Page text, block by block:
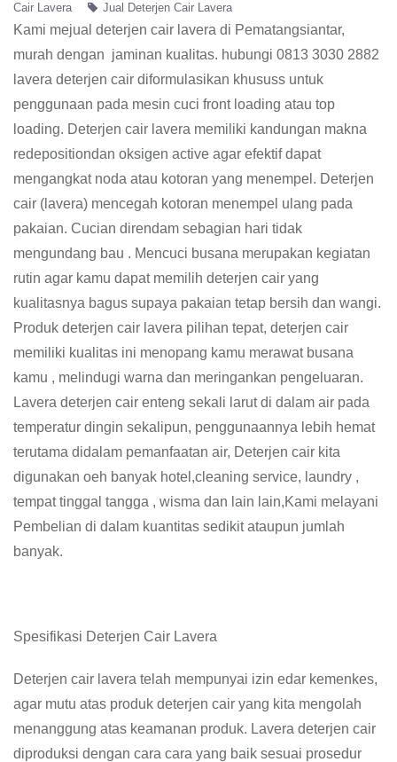
Cair Lavera
Jual Deterjen Cair Lavera
Kami mejual deterjen cair lavera di Pematangsiantar,
murah dengan jaminan kualitas. hubungi 0813 3030 2882
lavera deterjen cair diformulasikan khususs untuk
penggunaan pada mesin cuci front loading atau top
loading. Deterjen cair lavera memiliki kandungan makna
redepositiondan oksigen active agar efektif dapat
mengangkat noda atau kotoran yang menempel. Deterjen
cair (lavera) mencegah kotoran menempel ulang pada
pakaian. Cucian direndam sebagian hari tidak
mengundang bau . Mencuci busana merupakan kegiatan
rutin agar kamu dapat memilih deterjen cair yang
kualitasnya bagus supaya pakaian tetap bersih dan wangi.
Produk deterjen cair lavera pilihan tepat, deterjen cair
memiliki kualitas ini menopang kamu merawat busana
kamu , melindugi warna dan meringankan pengeluaran.
Lavera deterjen cair enteng sekali larut di dalam air pada
temperatur dingin sekalipun, penggunaannya lebih hemat
terutama didalam pemanfaatan air, Deterjen cair kita
digunakan oeh banyak hotel,cleaning service, laundry ,
tempat tinggal tangga , wisma dan lain lain,Kami melayani
Pembelian di dalam kuantitas sedikit ataupun jumlah
banyak.
Spesifikasi Deterjen Cair Lavera
Deterjen cair lavera telah mempunyai izin edar kemenkes,
agar mutu atas produk deterjen cair yang kita mengolah
menanggung atas keamanan produk. Lavera deterjen cair
diproduksi dengan cara cara yang baik sesuai prosedur